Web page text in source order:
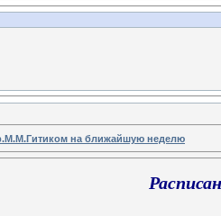
на ближайшую неделю